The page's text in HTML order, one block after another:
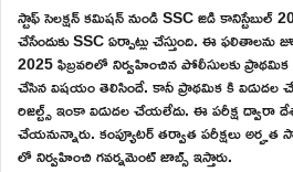
స్టాఫ్ సెలక్షన్ కమిషన్ నుండి SSC జిడి కానిస్టేబుల్
చేసేందుకు SSC ఏర్పాట్లు చేస్తుంది. ఈ ఫలితాలను
2025 ఫిబ్రవరిలో నిర్వహించిన పోలీసులకు
చేసిన విషయం తెలిసిందే. కానీ ప్రాథమిక కి విడుదల
రిజల్ట్స్ ఇంకా విడుదల చేయలేదు. ఈ పరీక్ష ద్వారా
చేయనున్నారు. కంప్యూటర్ తర్వాత పరీక్షలు
లో నిర్వహించి గవర్నమెంట్ జాబ్స్ ఇస్తారు.